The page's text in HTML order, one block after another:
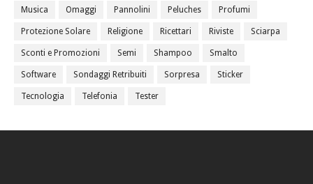
Musica Omaggi Pannolini Peluches Profumi
Protezione Solare Religione Ricettari Riviste Sciarpa
Sconti e Promozioni Semi Shampoo Smalto
Software Sondaggi Retribuiti Sorpresa Sticker
Tecnologia Telefonia Tester